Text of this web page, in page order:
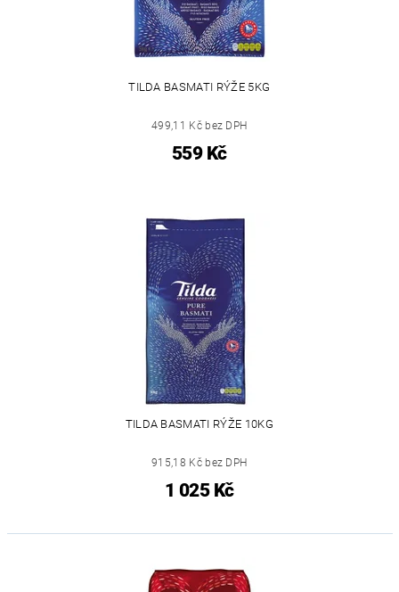
TILDA BASMATI RÝŽE 5KG
499,11 Kč bez DPH
559 Kč
TILDA BASMATI RÝŽE 10KG
915,18 Kč bez DPH
1 025 Kč